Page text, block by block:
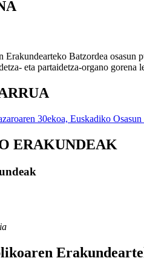
Erakundearteko Batzordea
eta partaidetza-organo gorena
30ekoa, Euskadiko Osasun
ERAKUNDEAK